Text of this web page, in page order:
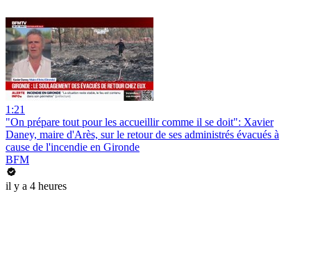
1:21
"On prépare tout pour les accueillir comme il se doit": Xavier
Daney, maire d'Arès, sur le retour de ses administrés évacués à
cause de l'incendie en Gironde
BFM
il y a 4 heures